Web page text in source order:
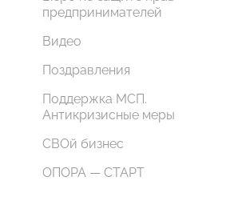
предпринимателей
Видео
Поздравления
Поддержка МСП.
Антикризисные меры
СВОй бизнес
ОПОРА — СТАРТ